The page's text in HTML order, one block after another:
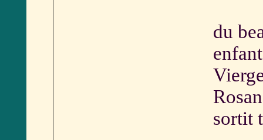
du
sortit